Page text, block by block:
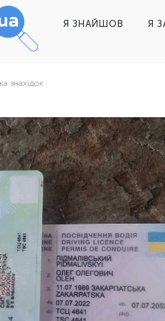
Я ЗНАЙШОВ Я
знахідок